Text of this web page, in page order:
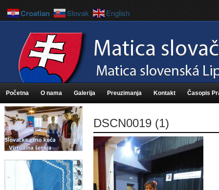
Početna O nama Galerija Preuzimanja Kontakt Časopis
DSCN0019 (1)
Croatian Slovak English